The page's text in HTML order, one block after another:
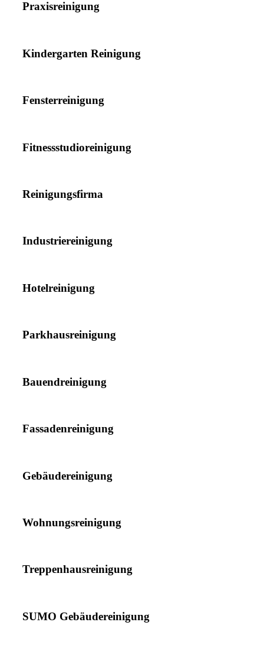
Praxisreinigung
Kindergarten Reinigung
Fensterreinigung
Fitnessstudioreinigung
Reinigungsfirma
Industriereinigung
Hotelreinigung
Parkhausreinigung
Bauendreinigung
Fassadenreinigung
Gebäudereinigung
Wohnungsreinigung
Treppenhausreinigung
SUMO Gebäudereinigung